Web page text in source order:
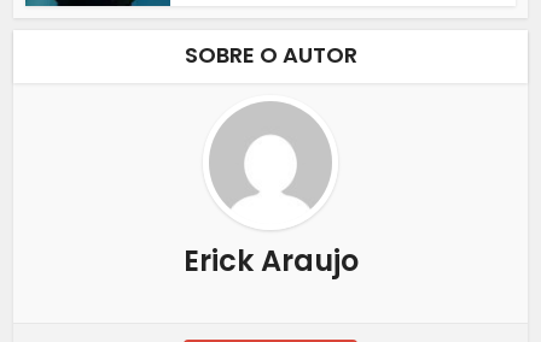
SOBRE O AUTOR
Erick Araujo